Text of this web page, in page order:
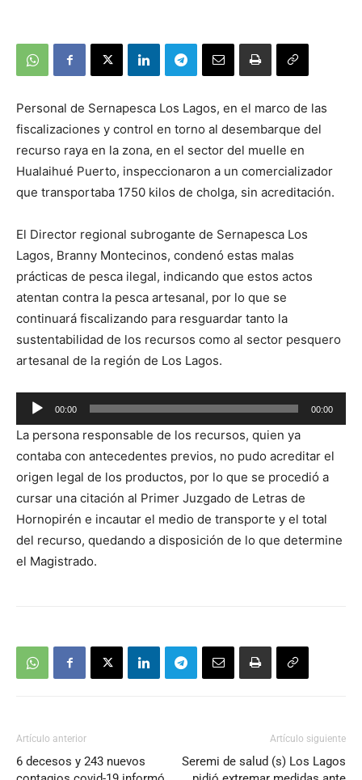
Personal de Sernapesca Los Lagos, en el marco de las
fiscalizaciones y control en torno al desembarque del
recurso raya en la zona, en el sector del muelle en
Hualaihué Puerto, inspeccionaron a un comercializador
que transportaba 1750 kilos de cholga, sin acreditación.
El Director regional subrogante de Sernapesca Los
Lagos, Branny Montecinos, condenó estas malas
prácticas de pesca ilegal, indicando que estos actos
atentan contra la pesca artesanal, por lo que se
continuará fiscalizando para resguardar tanto la
sustentabilidad de los recursos como al sector pesquero
artesanal de la región de Los Lagos.
Reproductor
de
audio
00:00 00:00
La persona responsable de los recursos, quien ya
contaba con antecedentes previos, no pudo acreditar el
origen legal de los productos, por lo que se procedió a
cursar una citación al Primer Juzgado de Letras de
Hornopirén e incautar el medio de transporte y el total
del recurso, quedando a disposición de lo que determine
el Magistrado.
Artículo anterior
6 decesos y 243 nuevos
Artículo siguiente
Seremi de salud (s) Los Lagos